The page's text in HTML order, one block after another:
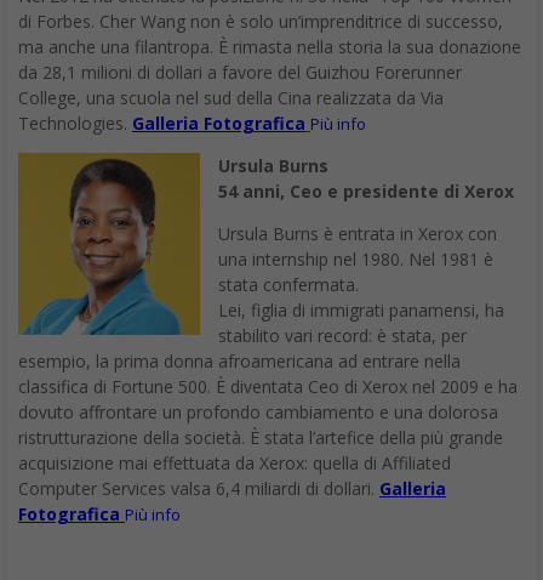
di Forbes. Cher Wang non è solo un’imprenditrice di successo,
ma anche una filantropa. È rimasta nella storia la sua donazione
da 28,1 milioni di dollari a favore del Guizhou Forerunner
College, una scuola nel sud della Cina realizzata da Via
Technologies. Galleria Fotografica Più info
Ursula Burns
54 anni, Ceo e presidente di Xerox
Ursula Burns è entrata in Xerox con
una internship nel 1980. Nel 1981 è
stata confermata.
Lei, figlia di immigrati panamensi, ha
stabilito vari record: è stata, per
esempio, la prima donna afroamericana ad entrare nella
classifica di Fortune 500. È diventata Ceo di Xerox nel 2009 e ha
dovuto affrontare un profondo cambiamento e una dolorosa
ristrutturazione della società. È stata l’artefice della più grande
acquisizione mai effettuata da Xerox: quella di Affiliated
Computer Services valsa 6,4 miliardi di dollari. Galleria
Fotografica Più info